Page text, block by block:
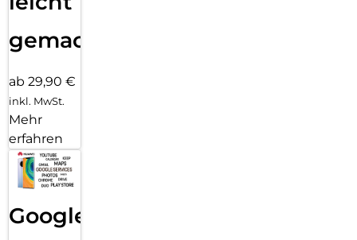
gemacht!
ab 29,90 €
inkl. MwSt.
Mehr
erfahren
Google